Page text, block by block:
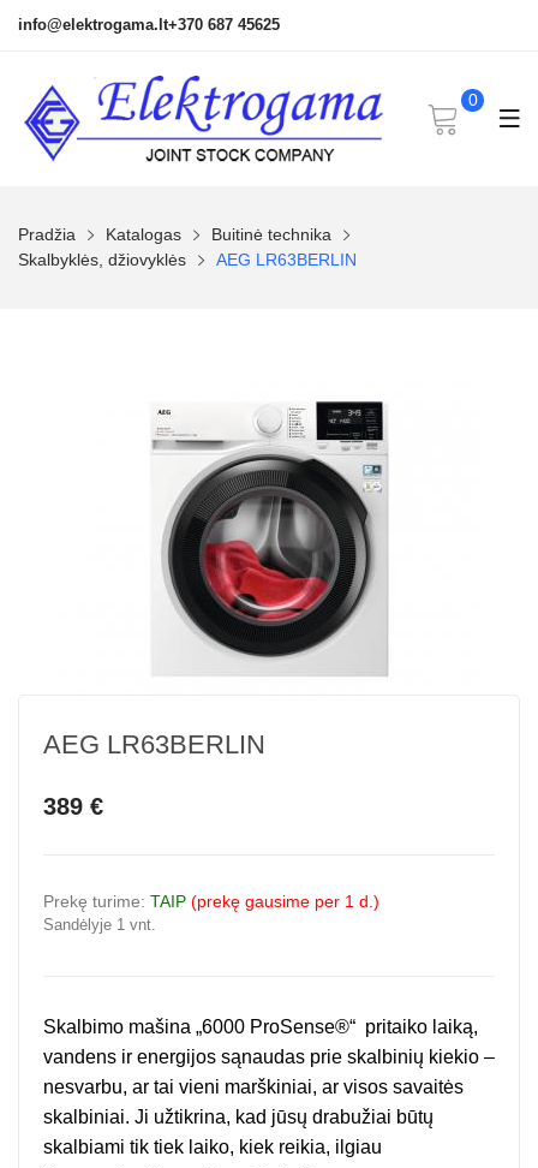
info@elektrogama.lt+370 687 45625
0
Pradžia Katalogas
Buitinė technika
Skalbyklės, džiovyklės
AEG LR63BERLIN
AEG LR63BERLIN
389 €
Prekę turime: TAIP (prekę gausime per 1 d.)
Sandėlyje 1 vnt.
Skalbimo mašina „6000 ProSense®“ pritaiko laiką,
vandens ir energijos sąnaudas prie skalbinių kiekio –
nesvarbu, ar tai vieni marškiniai, ar visos savaitės
skalbiniai. Ji užtikrina, kad jūsų drabužiai būtų
skalbiami tik tiek laiko, kiek reikia, ilgiau